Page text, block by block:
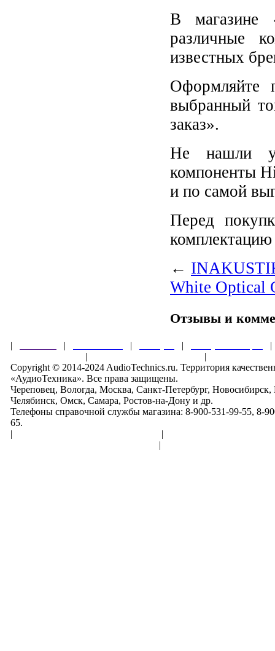
В магазине
различные
известных
Оформляйте
выбранный
заказ».
Не нашли у
компоненты
и по самой
Перед
комплектацию
←
White Optical
Отзывы и
| | | |
|
|
Copyright © 2014-2024 AudioTechnics.ru. Территория
«АудиоТехника». Все права защищены.
Череповец, Вологда, Москва, Санкт-Петербург,
Челябинск, Омск, Самара, Ростов-на-Дону и др.
Телефоны справочной службы магазина: 8-900-531-99-55, 8-
65.
|
|
|